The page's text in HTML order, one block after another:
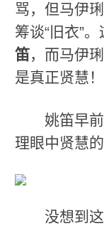
骂，但马伊
筹谈“旧衣”
笛，而马伊
是真正贤慧！
姚笛早前
理眼中贤慧
没想到这